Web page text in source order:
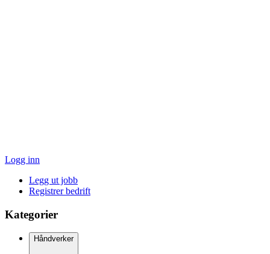
Logg inn
Legg ut jobb
Registrer bedrift
Kategorier
Håndverker